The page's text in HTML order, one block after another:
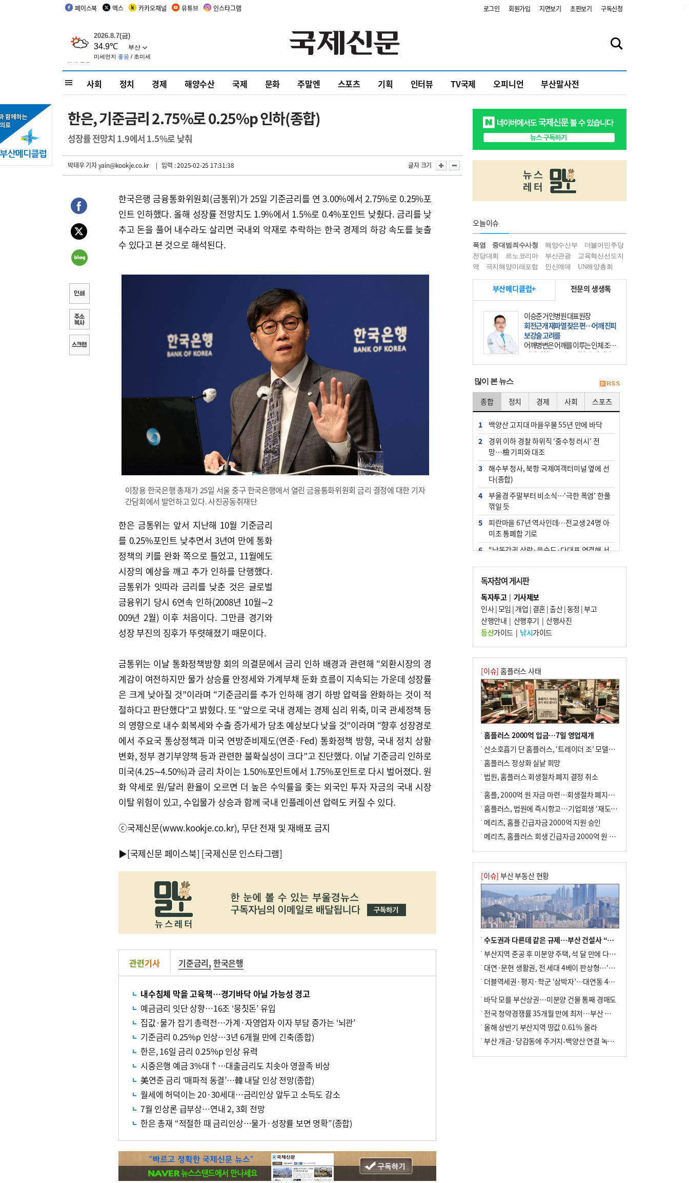
페이스북 엑스 카카오채널 유튜브 인스타그램 로그인 회원가입 지면보기 초판보기 구독신청
사회 정치 경제 해양수산 국제 문화 주말엔 스포츠 기획 인터뷰 TV국제 오피니언 부산말사전
한은, 기준금리 2.75%로 0.25%p 인하(종합)
성장률 전망치 1.9에서 1.5%로 낮춰
박태우 기자yain@kookje.co.kr | 입력 : 2025-02-25 17:31:38 글자 크기
한국은행 금융통화위원회(금통위)가 25일 기준금리를 연 3.00%에서 2.75%로 0.25%포
인트 인하했다. 올해 성장률 전망치도 1.9%에서 1.5%로 0.4%포인트 낮췄다. 금리를 낮
추고 돈을 풀어 내수라도 살리면 국내외 악재로 추락하는 한국 경제의 하강 속도를 늦출
수 있다고 본 것으로 해석된다.
이창용 한국은행 총재가 25일 서울 중구 한국은행에서 열린 금융통화위원회 금리 결정에 대한 기자
간담회에서 발언하고 있다. 사진공동취재단
한은 금통위는 앞서 지난해 10월 기준금리
를 0.25%포인트 낮추면서 3년여 만에 통화
정책의 키를 완화 쪽으로 틀었고, 11월에도
시장의 예상을 깨고 추가 인하를 단행했다.
금통위가 잇따라 금리를 낮춘 것은 글로벌
금융위기 당시 6연속 인하(2008년 10월∼2
009년 2월) 이후 처음이다. 그만큼 경기와
성장 부진의 징후가 뚜렷해졌기 때문이다.
금통위는 이날 통화정책방향 회의 의결문에서 금리 인하 배경과 관련해 “외환시장의 경
계감이 여전하지만 물가 상승률 안정세와 가계부채 둔화 흐름이 지속되는 가운데 성장률
은 크게 낮아질 것”이라며 “기준금리를 추가 인하해 경기 하방 압력을 완화하는 것이 적
절하다고 판단했다”고 밝혔다. 또 “앞으로 국내 경제는 경제 심리 위축, 미국 관세정책 등
의 영향으로 내수 회복세와 수출 증가세가 당초 예상보다 낮을 것”이라며 “향후 성장경로
에서 주요국 통상정책과 미국 연방준비제도(연준·Fed) 통화정책 방향, 국내 정치 상황
변화, 정부 경기부양책 등과 관련한 불확실성이 크다”고 진단했다. 이날 기준금리 인하로
미국(4.25∼4.50%)과 금리 차이는 1.50%포인트에서 1.75%포인트로 다시 벌어졌다. 원
화 약세로 원/달러 환율이 오르면 더 높은 수익률을 좇는 외국인 투자 자금의 국내 시장
이탈 위험이 있고, 수입물가 상승과 함께 국내 인플레이션 압력도 커질 수 있다.
ⓒ국제신문(www.kookje.co.kr), 무단 전재 및 재배포 금지
▶[국제신문 페이스북] [국제신문 인스타그램]
관련기사 기준금리,한국은행
내수침체 막을 고육책…경기바닥 아닐 가능성 경고
예금금리 잇단 상향…16조 ‘뭉칫돈’ 유입
집값·물가 잡기 총력전…가계·자영업자 이자 부담 증가는 ‘뇌관’
기준금리 0.25%p 인상…3년 6개월 만에 긴축(종합)
한은, 16일 금리 0.25%p 인상 유력
시중은행 예금 3%대↑…대출금리도 치솟아 영끌족 비상
美연준 금리 ‘매파적 동결’…韓 내달 인상 전망(종합)
월세에 허덕이는 20·30세대…금리인상 앞두고 소득도 감소
7월 인상론 급부상…연내 2, 3회 전망
한은 총재 “적절한 때 금리인상…물가·성장률 보면 명확”(종합)
오늘이슈
폭염 중대범죄수사청 해양수산부
더불어민주당
전당대회
르노코리아 부산관광
교육혁신선도지
역
극지해양미래포럼 인신매매 UN해양총회
부산메디클럽+ 전문의 생생톡
이승준 거인병원 대표원장
회전근개 재파열 잦은 편…어깨 진피
보강술 고려를
어깨병변은 어깨를 이루는 인체 조직
에 발생하는 손상을 말한다. 여기에
는 오십견과 회전근개 증후군, 어깨
많이 본 뉴스
종합 정치 경제 사회 스포츠
1
백양산 고지대 마을우물 55년 만에 바닥
2
경위 이하 경찰 하위직 ‘중수청 러시’ 전
망…檢 기피와 대조
3
해수부 청사, 북항 국제여객터미널 옆에 선
다(종합)
4
부울경 주말부터 비소식…‘극한 폭염’ 한풀
꺾일 듯
5
피란마을 67년 역사인데…전교생 24명 아
미초 통폐합 기로
6
“낙동강권 삼락·을숙도·다대포 연결해 서
7
오늘의 날씨- 2026년 8월 7일
8
[사설] 해수부 신청사 북항으로 확정, 해양
수도 도약의 전환점
9
외국인 선원 ‘인신매매 경유지’ 된 부산…
우려가 현실로
10 르노 못 타는 부산시장…관용차 규정에 막
힌 지역기업 응원
독자참여 게시판
독자투고| 기사제보
인사|모임 | 개업 | 결혼|출산|동정 |부고
산행안내 | 산행후기 | 산행사진
등산가이드| 낚시가이드
[이슈] 홈플러스 사태
홈플러스 2000억 입금…7일 영업재개
산소호흡기 단 홈플러스, ‘트레이더 조’ 모델로 살아날까
홈플러스 정상화 실낱 희망
법원, 홈플러스 회생절차 폐지 결정 취소
홈플, 2000억 원 자금 마련…회생절차 폐지에 즉시항고(종합)
홈플러스, 법원에 즉시항고…기업회생 ‘재도전’
메리츠, 홈플 긴급자금 2000억 지원 승인
메리츠, 홈플러스 회생 긴급자금 2000억 원 지원 승인
[이슈] 부산 부동산 현황
수도권과 다른데 같은 규제…부산 건설사 “쓰러지기 직전”
부산지역 준공 후 미분양 주택, 석 달 만에 다시 3000가구 넘어서
대연·문현 생활권, 전 세대 4베이 판상형…‘더샵 트리센트’ 내달 분양
더블역세권·평지·학군 ‘삼박자’…대연동 42층 브랜드 단지
바닥 모를 부산상권…미분양 건물 통째 경매도
전국 청약경쟁률 35개월 만에 최저…부산 미분양 ‘적체’ 심화
올해 상반기 부산지역 땅값 0.61% 올라
부산 개금·당감동에 주거지-백양산 연결 녹지 조성